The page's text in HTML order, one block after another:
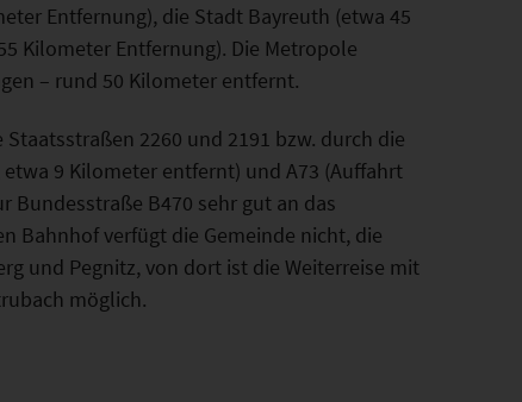
Entfernung), die Stadt Bayreuth (etwa 45
Kilometer Entfernung). Die Metropole
– rund 50 Kilometer entfernt.
2260 und 2191 bzw. durch die
9 Kilometer entfernt) und A73 (Auffahrt
Bundesstraße B470 sehr gut an das
Bahnhof verfügt die Gemeinde nicht, die
und Pegnitz, von dort ist die Weiterreise mit
möglich.